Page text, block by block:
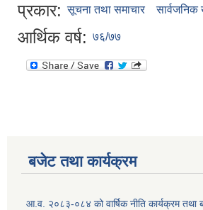
प्रकार: सूचना तथा समाचार
आर्थिक वर्ष: ७६/७७
बजेट तथा कार्यक्रम
आ.व. २०८३-०८४ को वार्षिक नीति कार्यक्रम तथा